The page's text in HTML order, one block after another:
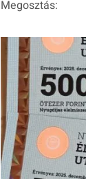
Megosztás: